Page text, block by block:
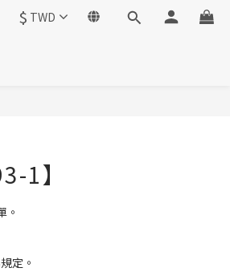
$ TWD
1】
。
定。